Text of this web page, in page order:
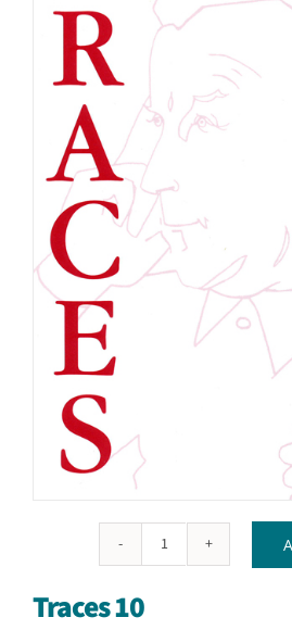
Achat en ligne
Panier WooCommerce
quantité
Traces 10